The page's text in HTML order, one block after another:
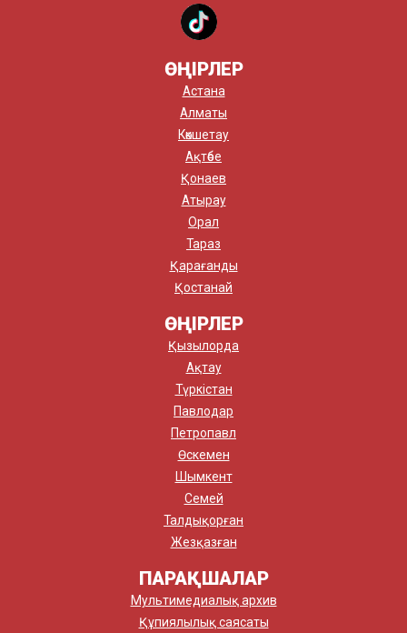
ӨҢІРЛЕР
Астана
Алматы
Көкшетау
Ақтөбе
Қонаев
Атырау
Орал
Тараз
Қарағанды
Қостанай
ӨҢІРЛЕР
Қызылорда
Ақтау
Түркістан
Павлодар
Петропавл
Өскемен
Шымкент
Семей
Талдықорған
Жезқазған
ПАРАҚШАЛАР
Мультимедиалық архив
Құпиялылық саясаты